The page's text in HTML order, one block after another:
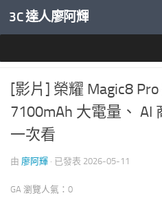
內文下方
3C 達人廖阿輝
[影片] 榮耀 Magic8 Pro
7100mAh 大電量、 AI
一次看
由 廖阿輝 · 已發表 2026-05-11
GA 瀏覽人氣：0